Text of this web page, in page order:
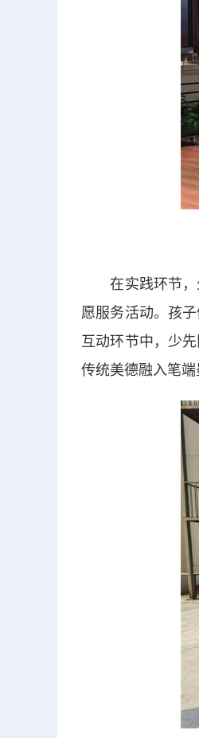
在实践环节，少
愿服务活动。孩
互动环节中，少
传统美德融入笔